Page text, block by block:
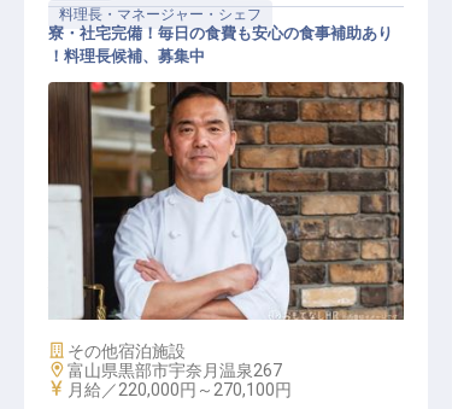
料理長・マネージャー・シェフ
料理長・マネージャー・シェフ / 正
社員
寮・社宅完備！毎日の食費も安心の食事補助あり
！料理長候補、募集中
施設業態
その他宿泊施設
勤務地
富山県黒部市宇奈月温泉267
給与
月給／220,000円～ 270,100円